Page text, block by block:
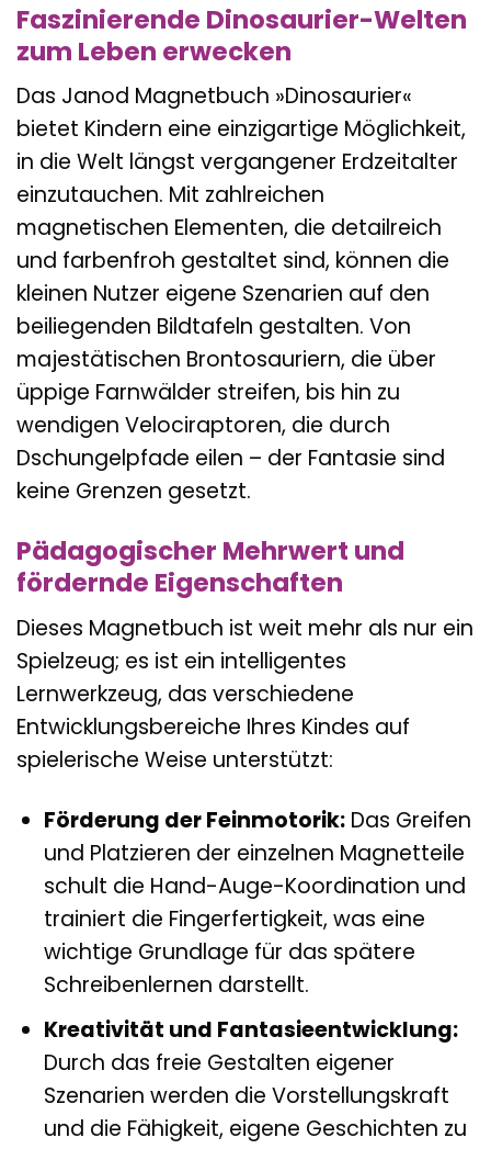
Faszinierende Dinosaurier-Welten
zum Leben erwecken
Das Janod Magnetbuch »Dinosaurier«
bietet Kindern eine einzigartige Möglichkeit,
in die Welt längst vergangener Erdzeitalter
einzutauchen. Mit zahlreichen
magnetischen Elementen, die detailreich
und farbenfroh gestaltet sind, können die
kleinen Nutzer eigene Szenarien auf den
beiliegenden Bildtafeln gestalten. Von
majestätischen Brontosauriern, die über
üppige Farnwälder streifen, bis hin zu
wendigen Velociraptoren, die durch
Dschungelpfade eilen – der Fantasie sind
keine Grenzen gesetzt.
Pädagogischer Mehrwert und
fördernde Eigenschaften
Dieses Magnetbuch ist weit mehr als nur ein
Spielzeug; es ist ein intelligentes
Lernwerkzeug, das verschiedene
Entwicklungsbereiche Ihres Kindes auf
spielerische Weise unterstützt:
Förderung der Feinmotorik:Das Greifen
und Platzieren der einzelnen Magnetteile
schult die Hand-Auge-Koordination und
trainiert die Fingerfertigkeit, was eine
wichtige Grundlage für das spätere
Schreibenlernen darstellt.
Kreativität und Fantasieentwicklung:
Durch das freie Gestalten eigener
Szenarien werden die Vorstellungskraft
und die Fähigkeit, eigene Geschichten zu